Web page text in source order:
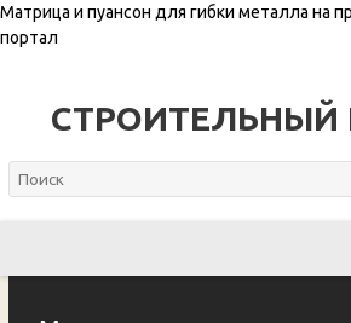
Матрица и пуансон для гибки металла на
портал
СТРОИТЕЛЬНЫЙ